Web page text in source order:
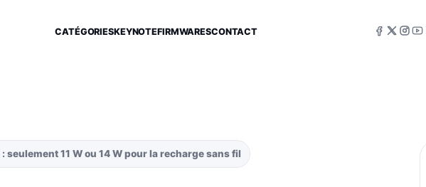
CATÉGORIESKEYNOTEFIRMWARESCONTACT
seulement 11 W ou 14 W pour la recharge sans fil